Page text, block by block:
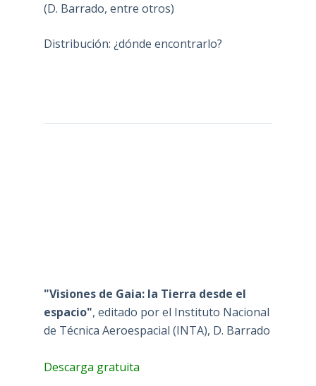
(D. Barrado, entre otros)
Distribución: ¿dónde encontrarlo?
"Visiones de Gaia: la Tierra desde el
espacio", editado por el Instituto Nacional
de Técnica Aeroespacial (INTA), D. Barrado
Descarga gratuita